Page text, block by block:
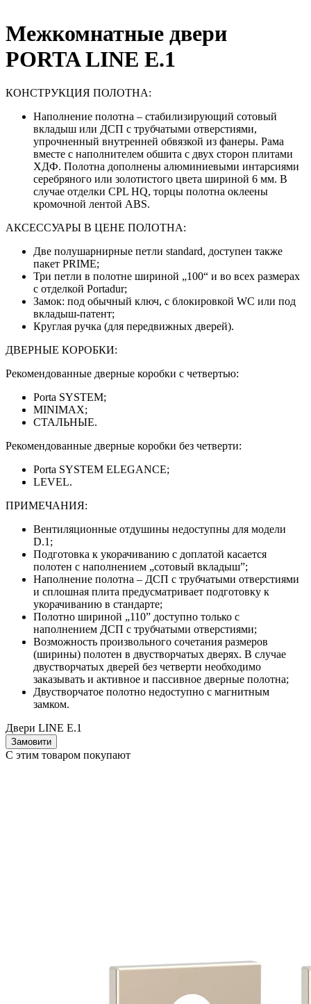
Межкомнатные двери
PORTA LINE E.1
КОНСТРУКЦИЯ ПОЛОТНА:
Наполнение полотна – стабилизирующий сотовый
вкладыш или ДСП с трубчатыми отверстиями,
упрочненный внутренней обвязкой из фанеры. Рама
вместе с наполнителем обшита с двух сторон плитами
ХДФ. Полотна дополнены алюминиевыми интарсиями
серебряного или золотистого цвета шириной 6 мм. В
случае отделки CPL HQ, торцы полотна оклеены
кромочной лентой ABS.
АКСЕССУАРЫ В ЦЕНЕ ПОЛОТНА:
Две полушарнирные петли standard, доступен также
пакет PRIME;
Три петли в полотне шириной „100“ и во всех размерах
с отделкой Portadur;
Замок: под обычный ключ, с блокировкой WC или под
вкладыш-патент;
Круглая ручка (для передвижных дверей).
ДВЕРНЫЕ КОРОБКИ:
Рекомендованные дверные коробки с четвертью:
Porta SYSTEM;
MINIMAX;
СТАЛЬНЫЕ.
Рекомендованные дверные коробки без четверти:
Porta SYSTEM ELEGANCE;
LEVEL.
ПРИМЕЧАНИЯ:
Вентиляционные отдушины недоступны для модели
D.1;
Подготовка к укорачиванию с доплатой касается
полотен с наполнением „сотовый вкладыш”;
Наполнение полотна – ДСП с трубчатыми отверстиями
и сплошная плита предусматривает подготовку к
укорачиванию в стандарте;
Полотно шириной „110” доступно только с
наполнением ДСП с трубчатыми отверстиями;
Возможность произвольного сочетания размеров
(ширины) полотен в двустворчатых дверях. В случае
двустворчатых дверей без четверти необходимо
заказывать и активное и пассивное дверные полотна;
Двустворчатое полотно недоступно с магнитным
замком.
Двери LINE E.1
Замовити
С этим товаром покупают